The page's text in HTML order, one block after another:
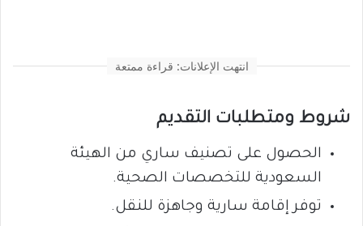
انتهت الإعلانات: قراءة ممتعة
شروط ومتطلبات التقديم
الحصول على تصنيف ساري من الهيئة
السعودية للتخصصات الصحية.
توفر إقامة سارية وجاهزة للنقل.